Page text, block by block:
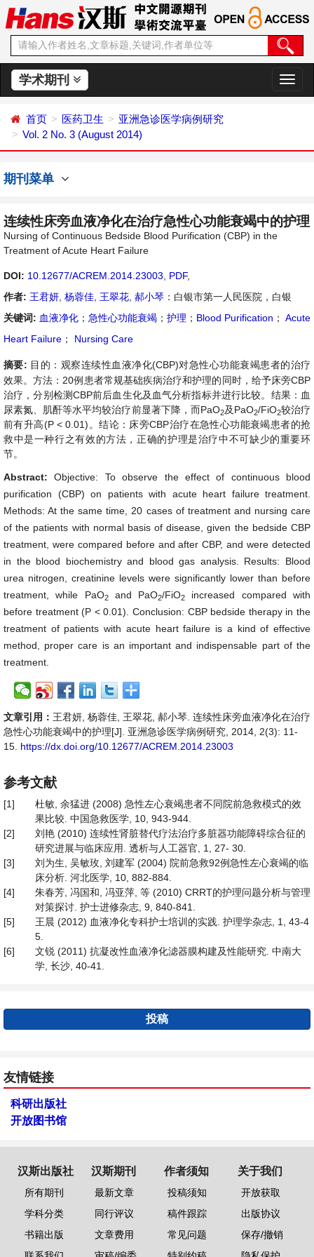
学术期刊
切
换
首页 医药卫生
亚洲急诊医学病例研究
Vol. 2 No. 3 (August 2014)
期刊菜单
连续性床旁血液净化在治疗急性心功能衰竭中的护理
Nursing of Continuous Bedside Blood Purification (CBP) in the
Treatment of Acute Heart Failure
DOI: 10.12677/ACREM.2014.23003 PDF,
作者: 王君妍 杨蓉佳 王翠花 郝小琴 ：白银市第一人民医院，白银
关键词: 血液净化 ； 急性心功能衰竭 ； 护理 ； Blood Purification ； Acute
Heart Failure ； Nursing Care
摘要: 目的：观察连续性血液净化(CBP)对急性心功能衰竭患者的治疗
效果。方法：20例患者常规基础疾病治疗和护理的同时，给予床旁CBP
治疗，分别检测CBP前后血生化及血气分析指标并进行比较。结果：血
尿素氮、肌酐等水平均较治疗前显著下降，而PaO2及PaO2/FiO2较治疗
前有升高(P < 0.01)。结论：床旁CBP治疗在急性心功能衰竭患者的抢
救中是一种行之有效的方法，正确的护理是治疗中不可缺少的重要环
节。
Abstract:Objective: To observe the effect of continuous blood
purification (CBP) on patients with acute heart failure treatment.
Methods: At the same time, 20 cases of treatment and nursing care
of the patients with normal basis of disease, given the bedside CBP
treatment, were compared before and after CBP, and were detected
in the blood biochemistry and blood gas analysis. Results: Blood
urea nitrogen, creatinine levels were significantly lower than before
treatment, while PaO2and PaO2/FiO2
increased compared with
before treatment (P < 0.01). Conclusion: CBP bedside therapy in the
treatment of patients with acute heart failure is a kind of effective
method, proper care is an important and indispensable part of the
treatment.
文章引用： 王君妍, 杨蓉佳, 王翠花, 郝小琴. 连续性床旁血液净化在治疗
急性心功能衰竭中的护理[J]. 亚洲急诊医学病例研究, 2014, 2(3): 11-
15. https://dx.doi.org/10.12677/ACREM.2014.23003
参考文献
[1]
杜敏, 余猛进 (2008) 急性左心衰竭患者不同院前急救模式的效
果比较. 中国急救医学, 10, 943-944.
[2]
刘艳 (2010) 连续性肾脏替代疗法治疗多脏器功能障碍综合征的
研究进展与临床应用. 透析与人工器官, 1, 27- 30.
[3]
刘为生, 吴敏玫, 刘建军 (2004) 院前急救92例急性左心衰竭的临
床分析. 河北医学, 10, 882-884.
[4]
朱春芳, 冯国和, 冯亚萍, 等 (2010) CRRT的护理问题分析与管理
对策探讨. 护士进修杂志, 9, 840-841.
[5]
王晨 (2012) 血液净化专科护士培训的实践. 护理学杂志, 1, 43-4
5.
[6]
文锐 (2011) 抗凝改性血液净化滤器膜构建及性能研究. 中南大
学, 长沙, 40-41.
投稿
友情链接
科研出版社
开放图书馆
汉斯出版社
所有期刊
学科分类
书籍出版
汉斯期刊
最新文章
同行评议
文章费用
作者须知
投稿须知
稿件跟踪
常见问题
关于我们
开放获取
出版协议
保存/撤销